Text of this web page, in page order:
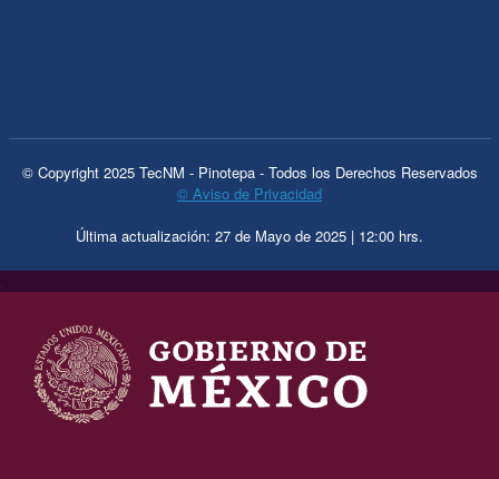
© Copyright 2025 TecNM - Pinotepa - Todos los Derechos Reservados
© Aviso de Privacidad
Última actualización: 27 de Mayo de 2025 | 12:00 hrs.
.